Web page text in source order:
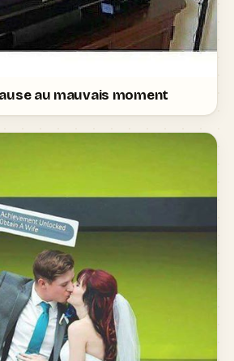
au mauvais moment